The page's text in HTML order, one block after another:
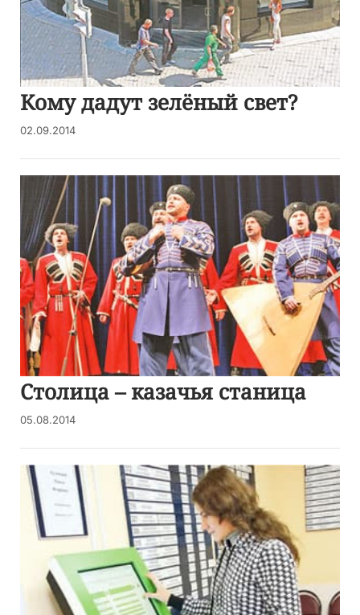
Кому дадут зелёный свет?
02.09.2014
Столица – казачья станица
05.08.2014